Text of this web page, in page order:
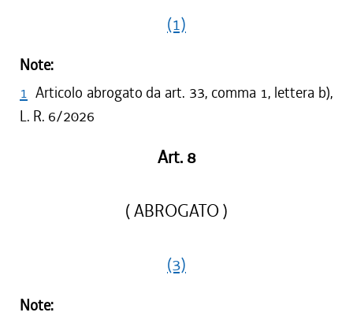
(1)
Note:
1 Articolo abrogato da art. 33, comma 1, lettera b),
L. R. 6/2026
Art. 8
( ABROGATO )
(3)
Note: